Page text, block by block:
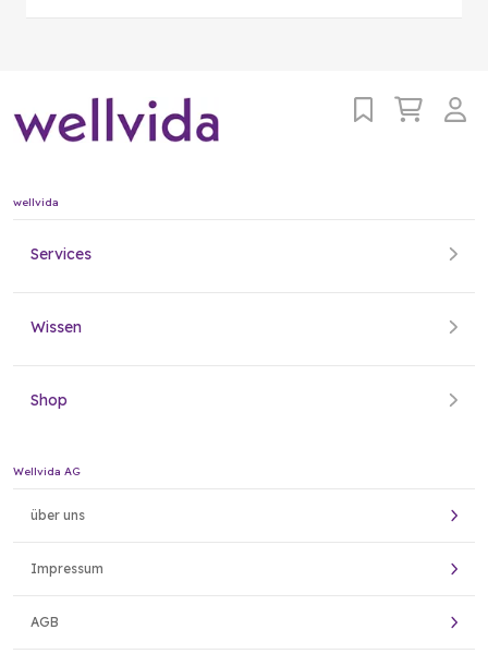
wellvida
Services
Wissen
Shop
Wellvida AG
über uns
Impressum
AGB